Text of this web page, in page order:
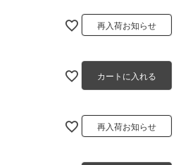
再入荷お知らせ
カートに入れる
再入荷お知らせ